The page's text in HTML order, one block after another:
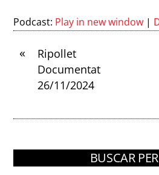
Podcast: Play in new window |
«
Ripollet
Documentat
26/11/2024
BUSCAR